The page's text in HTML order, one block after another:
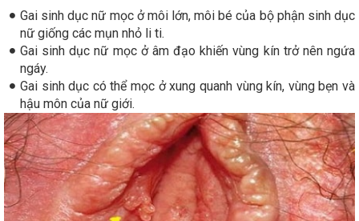
Gai sinh dục nữ mọc ở môi lớn, môi bé của bộ phận sinh dục
nữ giống các mụn nhỏ li ti.
Gai sinh dục nữ mọc ở âm đạo khiến vùng kín trở nên ngứa
ngáy.
Gai sinh dục có thể mọc ở xung quanh vùng kín, vùng bẹn và
hậu môn của nữ giới.